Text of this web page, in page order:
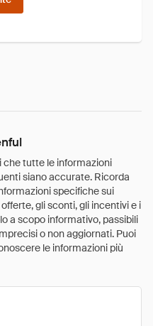
che tutte le informazioni
siano accurate. Ricorda
specifiche sui
gli sconti, gli incentivi e i
a scopo informativo, passibili
o non aggiornati. Puoi
le informazioni più